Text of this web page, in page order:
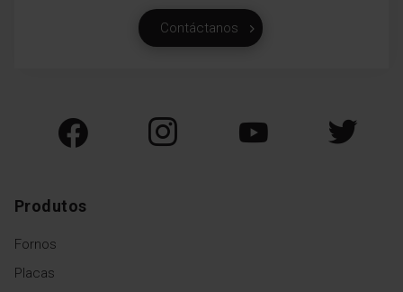
Contáctanos
Produtos
Fornos
Placas